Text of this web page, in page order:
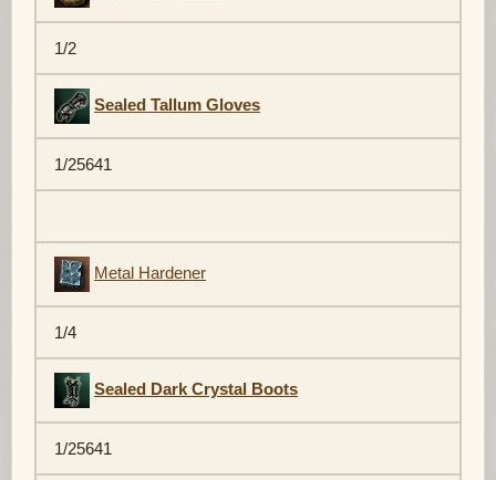
1/2
Sealed Tallum Gloves
1/25641
Metal Hardener
1/4
Sealed Dark Crystal Boots
1/25641